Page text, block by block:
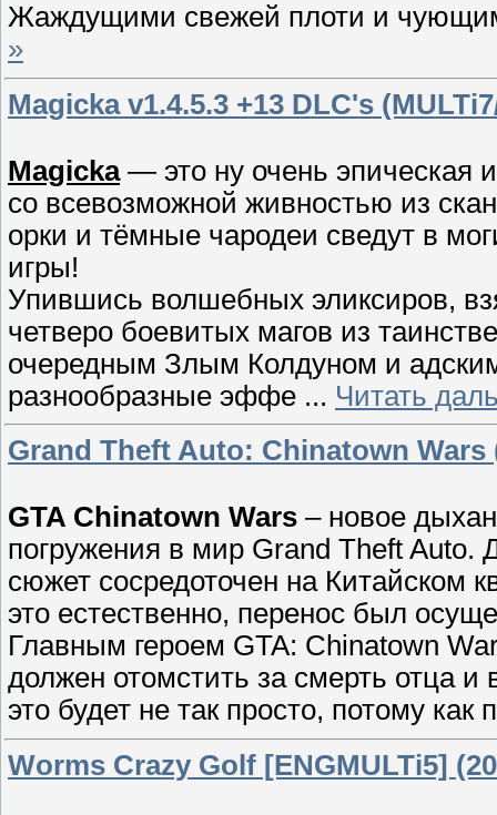
Жаждущими свежей плоти и
»
Magicka v1.4.5.3 +13 DLC's
Magicka— это ну очень эпическая
со всевозможной живностью из
орки и тёмные чародеи сведут в
игры!
Упившись волшебных эликсиров,
четверо боевитых магов из
очередным Злым Колдуном и
разнообразные эффе ... Читать
Grand Theft Auto: Chinatown Wars
GTA Chinatown Wars – новое
погружения в мир Grand Theft Auto.
сюжет сосредоточен на Китайском
это естественно, перенос был
Главным героем GTA: Chinatown
должен отомстить за смерть отца и
это будет не так просто, потому как
Worms Crazy Golf [ENGMULTi5]